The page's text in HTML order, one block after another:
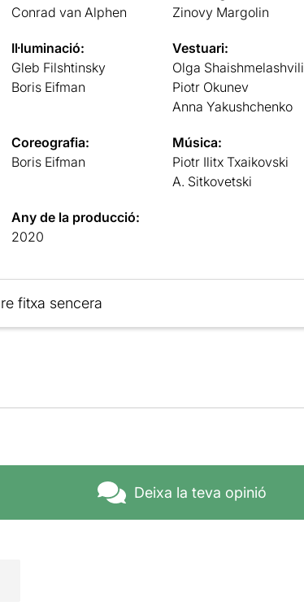
Conrad van Alphen
Zinovy Margolin
Il·luminació:
Gleb Filshtinsky
Boris Eifman
Vestuari:
Olga Shaishmelashvili
Piotr Okunev
Anna Yakushchenko
Coreografia:
Boris Eifman
Música:
Piotr Ilitx Txaikovski
A. Sitkovetski
Any de la producció:
2020
fitxa sencera
Deixa la teva opinió